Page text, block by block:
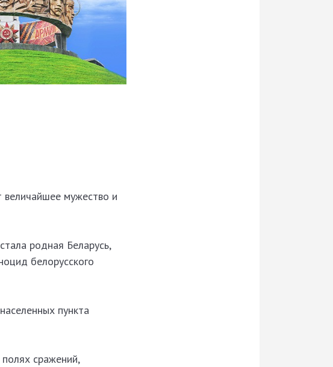
величайшее мужество и
родная Беларусь,
белорусского
пункта
сражений,